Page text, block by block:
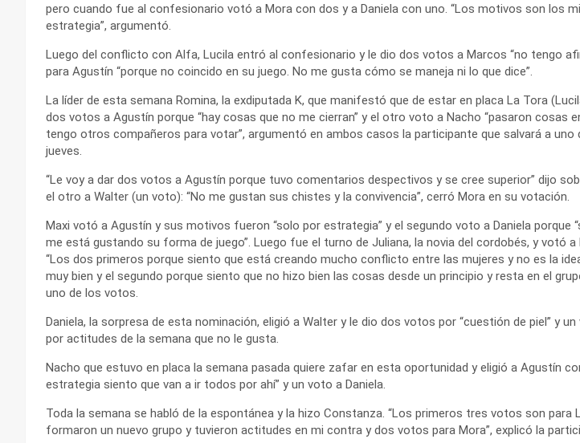
pero cuando fue al confesionario votó a Mora con dos y a Daniela con uno. “Los motivos son los
estrategia”, argumentó.
Luego del conflicto con Alfa, Lucila entró al confesionario y le dio dos votos a Marcos “no tengo
para Agustín “porque no coincido en su juego. No me gusta cómo se maneja ni lo que dice”.
La líder de esta semana Romina, la exdiputada K, que manifestó que de estar en placa La Tora
dos votos a Agustín porque “hay cosas que no me cierran” y el otro voto a Nacho “pasaron cosas
tengo otros compañeros para votar”, argumentó en ambos casos la participante que salvará a uno
jueves.
“Le voy a dar dos votos a Agustín porque tuvo comentarios despectivos y se cree superior” dijo
el otro a Walter (un voto): “No me gustan sus chistes y la convivencia”, cerró Mora en su votación.
Maxi votó a Agustín y sus motivos fueron “solo por estrategia” y el segundo voto a Daniela porque
me está gustando su forma de juego”. Luego fue el turno de Juliana, la novia del cordobés, y votó a
“Los dos primeros porque siento que está creando mucho conflicto entre las mujeres y no es la
muy bien y el segundo porque siento que no hizo bien las cosas desde un principio y resta en el
uno de los votos.
Daniela, la sorpresa de esta nominación, eligió a Walter y le dio dos votos por “cuestión de piel” y
por actitudes de la semana que no le gusta.
Nacho que estuvo en placa la semana pasada quiere zafar en esta oportunidad y eligió a Agustín
estrategia siento que van a ir todos por ahí” y un voto a Daniela.
Toda la semana se habló de la espontánea y la hizo Constanza. “Los primeros tres votos son para
formaron un nuevo grupo y tuvieron actitudes en mi contra y dos votos para Mora”, explicó la